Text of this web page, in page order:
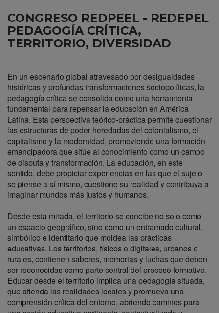
CONGRESO REDPEEL - REDEPEL
PEDAGOGÍA CRÍTICA,
TERRITORIO, DIVERSIDAD
En un escenario global atravesado por desigualdades
históricas y profundas transformaciones sociopolíticas, la
pedagogía crítica se consolida como una herramienta
fundamental para repensar la educación en América
Latina. Esta perspectiva teórico-práctica permite cuestionar
las estructuras de poder heredadas del colonialismo, el
capitalismo y la modernidad, promoviendo una formación
emancipadora que sitúe al conocimiento como un campo
de disputa y transformación. La educación, en este
sentido, debe propiciar experiencias en las que el sujeto
se piense a sí mismo, cuestione su realidad y contribuya a
imaginar mundos más justos y humanos.
Desde esta mirada, el territorio se concibe no solo como
un espacio geográfico, sino como un entramado cultural,
simbólico e identitario que moldea las prácticas
educativas. Los territorios, físicos o digitales, urbanos o
rurales, contienen saberes, memorias y luchas que deben
ser reconocidas como parte central del proceso formativo.
Educar desde el territorio implica una pedagogía situada,
que atienda las realidades locales y promueva una
comprensión crítica del entorno, abriendo caminos para